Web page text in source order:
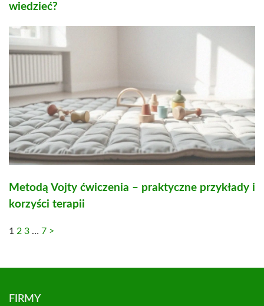
wiedzieć?
Metodą Vojty ćwiczenia – praktyczne przykłady i
korzyści terapii
1 2 3 … 7 >
FIRMY